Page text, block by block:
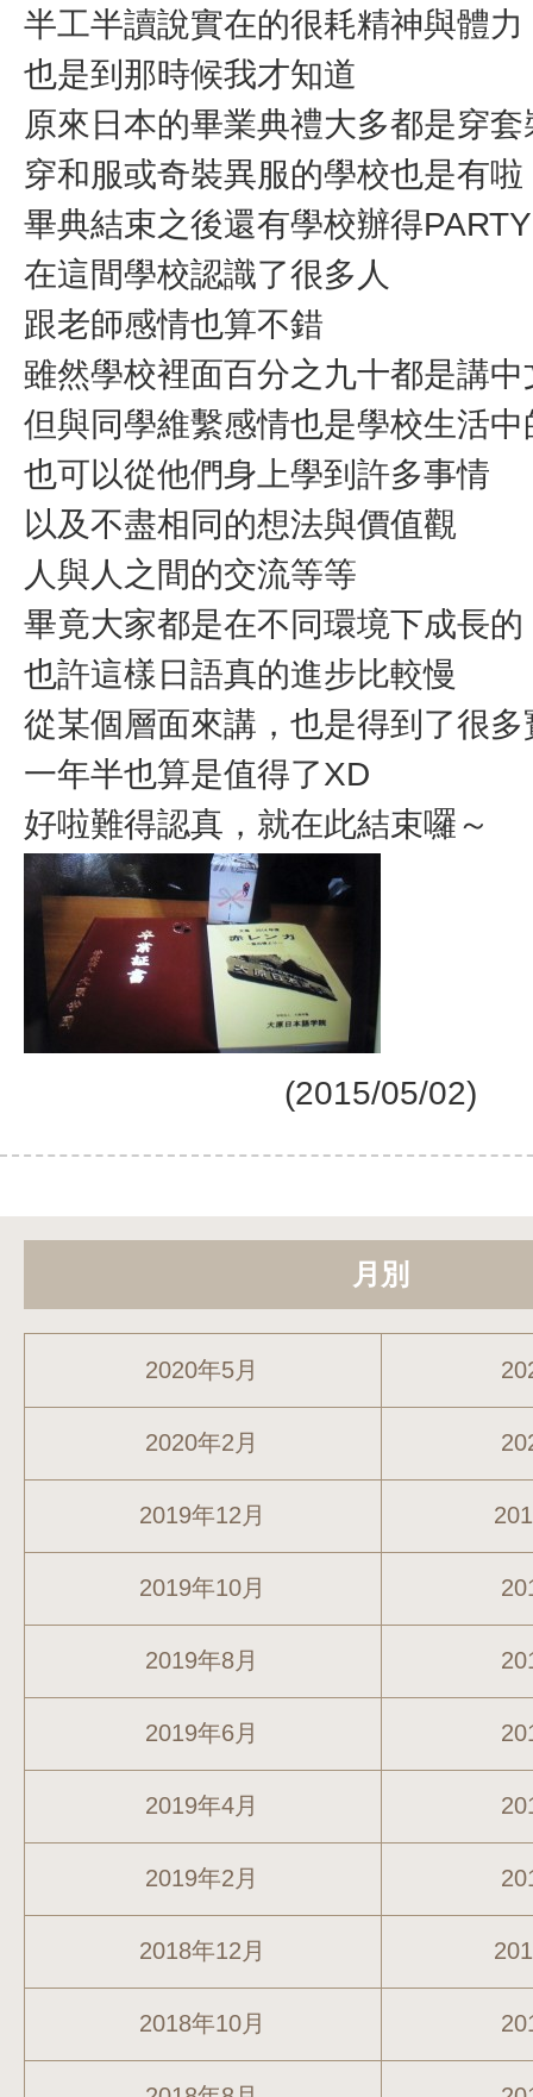
半工半讀說實在的很耗精神與體力
也是到那時候我才知道
原來日本的畢業典禮大多都是穿
穿和服或奇裝異服的學校也是有啦
畢典結束之後還有學校辦得PARTY
在這間學校認識了很多人
跟老師感情也算不錯
雖然學校裡面百分之九十都是講
但與同學維繫感情也是學校生活中
也可以從他們身上學到許多事情
以及不盡相同的想法與價值觀
人與人之間的交流等等
畢竟大家都是在不同環境下成長的
也許這樣日語真的進步比較慢
從某個層面來講，也是得到了很
一年半也算是值得了XD
好啦難得認真，就在此結束囉～
(2015/05/02)
月別
2020年5月
2020年2月
2019年12月
2019年10月
2019年8月
2019年6月
2019年4月
2019年2月
2018年12月
2018年10月